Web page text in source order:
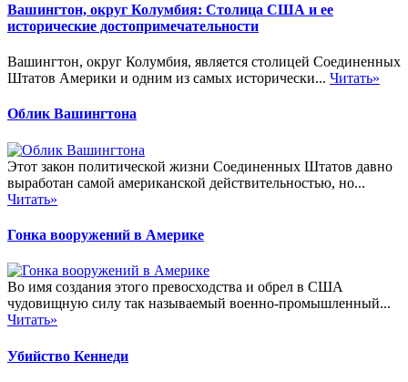
Вашингтон, округ Колумбия: Столица США и ее
исторические достопримечательности
Вашингтон, округ Колумбия, является столицей Соединенных
Штатов Америки и одним из самых исторически... Читать»
Облик Вашингтона
Этот закон политической жизни Соединенных Штатов давно
выработан самой американской действительностью, но...
Читать»
Гонка вооружений в Америке
Во имя создания этого превосходства и обрел в США
чудовищную силу так называемый военно-промышленный...
Читать»
Убийство Кеннеди